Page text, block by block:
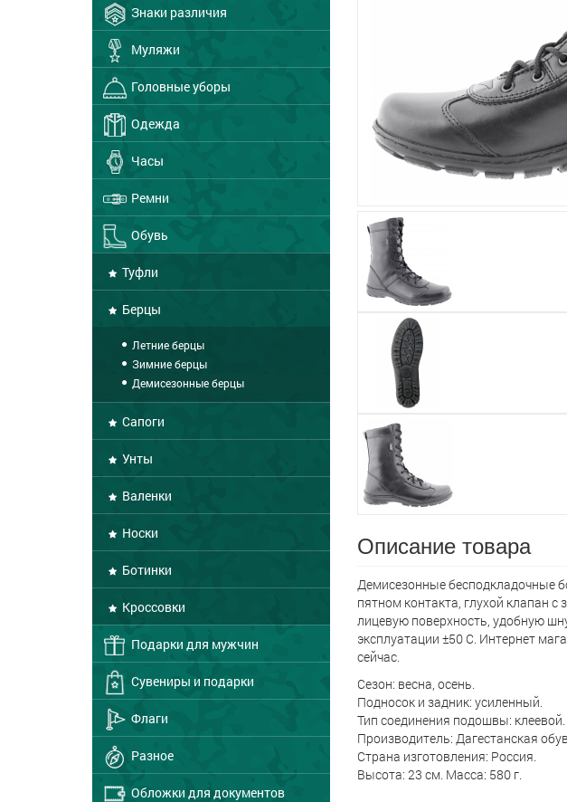
Знаки различия
Муляжи
Головные уборы
Одежда
Часы
Ремни
Обувь
Туфли
Берцы
Летние берцы
Зимние берцы
Демисезонные берцы
Сапоги
Унты
Валенки
Носки
Ботинки
Кроссовки
Подарки для мужчин
Сувениры и подарки
Флаги
Разное
Обложки для документов
Описание товара
Демисезонные бесподкладочные
пятном контакта, глухой клапан
лицевую поверхность, удобную
эксплуатации ±50 С. Интернет
сейчас.
Сезон: весна, осень.
Подносок и задник: усиленный.
Тип соединения подошвы: клеевой.
Производитель: Дагестанская
Страна изготовления: Россия.
Высота: 23 см. Масса: 580 г.